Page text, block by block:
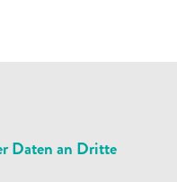
Daten an Dritte